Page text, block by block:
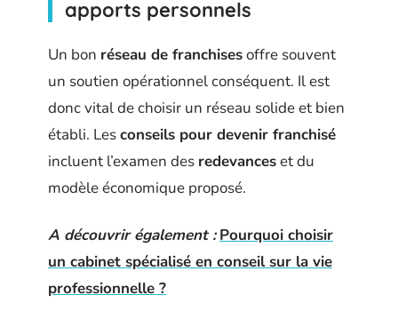
apports personnels
Un bon réseau de franchisesoffre souvent
un soutien opérationnel conséquent. Il est
donc vital de choisir un réseau solide et bien
établi. Lesconseils pour devenir franchisé
incluent l’examen des redevanceset du
modèle économique proposé.
A découvrir également : Pourquoi choisir
un cabinet spécialisé en conseil sur la vie
professionnelle ?